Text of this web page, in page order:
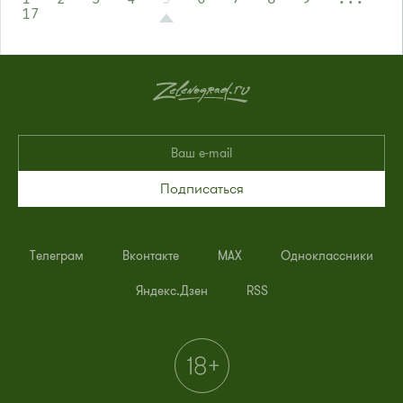
17
Подписаться
Телеграм Вконтакте MAX Одноклассники
Яндекс.Дзен RSS